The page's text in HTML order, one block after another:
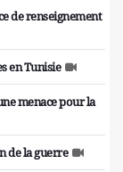
de renseignement
en Tunisie
menace pour la
de la guerre